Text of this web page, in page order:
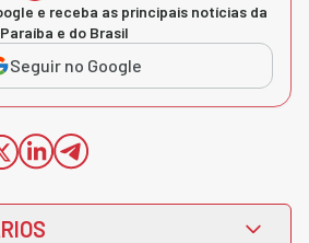
e receba as principais notícias da
Paraíba e do Brasil
Seguir no Google